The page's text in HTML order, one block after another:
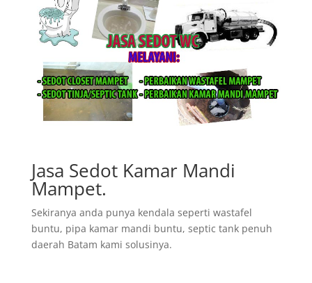
Jasa Sedot Kamar Mandi
Mampet.
Sekiranya anda punya kendala seperti wastafel
buntu, pipa kamar mandi buntu, septic tank penuh
daerah Batam kami solusinya.